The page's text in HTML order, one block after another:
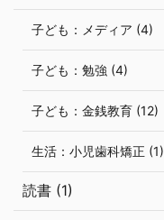
子ども：メディア (4)
子ども：勉強 (4)
子ども：金銭教育 (12)
生活：小児歯科矯正 (1)
読書 (1)